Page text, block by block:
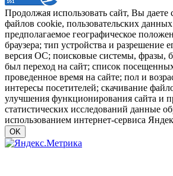
Продолжая использовать сайт, Вы даете
файлов cookie, пользовательских
предполагаемое географическое
браузера; тип устройства и разрешение
версия ОС; поисковые системы, фразы,
был переход на сайт; список
проведенное время на сайте; пол и
интересы посетителей; скачивание
улучшения функционирования сайта и
статистических исследований данные
использованием интернет-сервиса
OK